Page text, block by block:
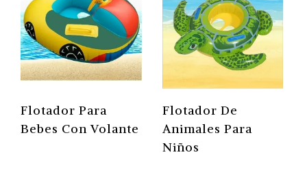
Flotador Para
Bebes Con Volante
Flotador De
Animales Para
Niños